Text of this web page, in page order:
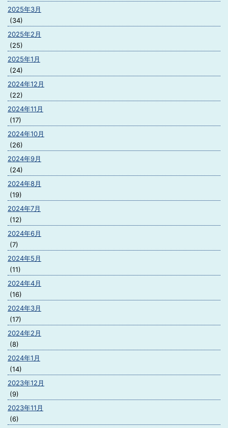
2025年3月
(34)
2025年2月
(25)
2025年1月
(24)
2024年12月
(22)
2024年11月
(17)
2024年10月
(26)
2024年9月
(24)
2024年8月
(19)
2024年7月
(12)
2024年6月
(7)
2024年5月
(11)
2024年4月
(16)
2024年3月
(17)
2024年2月
(8)
2024年1月
(14)
2023年12月
(9)
2023年11月
(6)